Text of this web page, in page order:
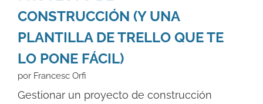
CONSTRUCCIÓN (Y UNA
PLANTILLA DE TRELLO QUE TE
LO PONE FÁCIL)
por Francesc Orfi
Gestionar un proyecto de construcción